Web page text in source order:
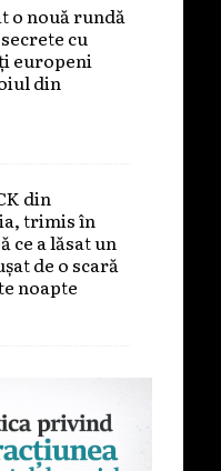
o nouă rundă
cu
europeni
din
din
trimis în
ce a lăsat un
de o scară
noapte